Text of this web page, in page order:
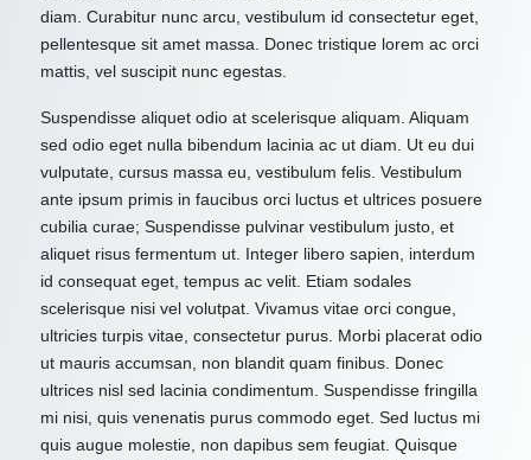
diam. Curabitur nunc arcu, vestibulum id consectetur eget,
pellentesque sit amet massa. Donec tristique lorem ac orci
mattis, vel suscipit nunc egestas.
Suspendisse aliquet odio at scelerisque aliquam. Aliquam
sed odio eget nulla bibendum lacinia ac ut diam. Ut eu dui
vulputate, cursus massa eu, vestibulum felis. Vestibulum
ante ipsum primis in faucibus orci luctus et ultrices posuere
cubilia curae; Suspendisse pulvinar vestibulum justo, et
aliquet risus fermentum ut. Integer libero sapien, interdum
id consequat eget, tempus ac velit. Etiam sodales
scelerisque nisi vel volutpat. Vivamus vitae orci congue,
ultricies turpis vitae, consectetur purus. Morbi placerat odio
ut mauris accumsan, non blandit quam finibus. Donec
ultrices nisl sed lacinia condimentum. Suspendisse fringilla
mi nisi, quis venenatis purus commodo eget. Sed luctus mi
quis augue molestie, non dapibus sem feugiat. Quisque